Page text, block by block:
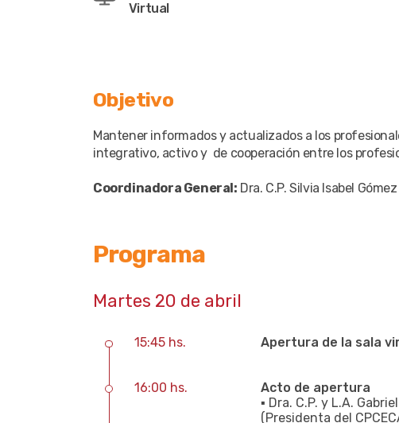
Virtual
Objetivo
Mantener informados y actualizados a los
integrativo, activo y de cooperación entre los
Coordinadora General: Dra. C.P. Silvia Isabel
Programa
Martes 20 de abril
15:45 hs. Apertura de la sala
16:00 hs.
Acto de apertura
▪ Dra. C.P. y L.A.
(Presidenta del